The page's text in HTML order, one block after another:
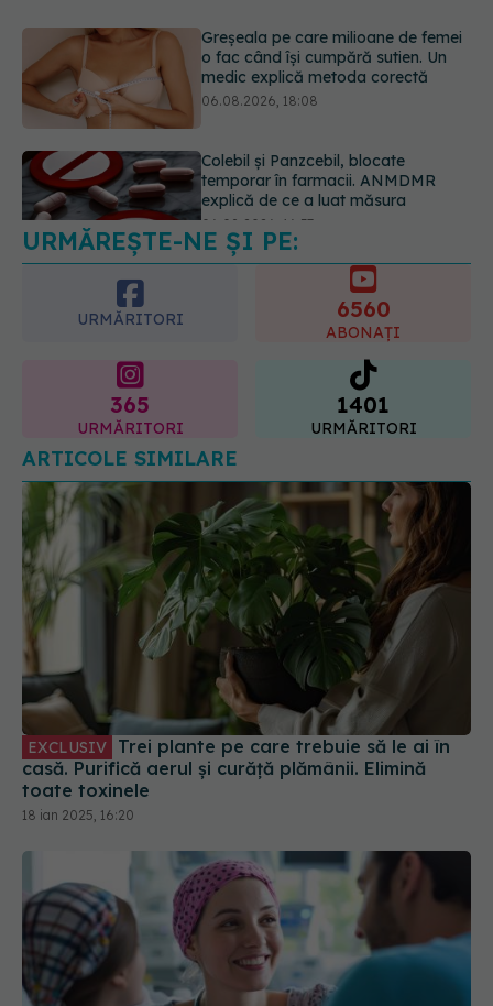
Colebil și Panzcebil, blocate
temporar în farmacii. ANMDMR
explică de ce a luat măsura
Alertă în Europa după un nou caz
de hantavirus Anzi, singura tulpină
care se transmite de la om la om
06.08.2026, 20:06
URMĂREȘTE-NE ȘI PE:
URMĂRITORI
ABONAȚI
365
URMĂRITORI
1401
URMĂRITORI
ARTICOLE SIMILARE
EXCLUSIV
casă. Purifică aerul și curăță plămânii. Elimină
toate toxinele
18 ian 2025, 16:20